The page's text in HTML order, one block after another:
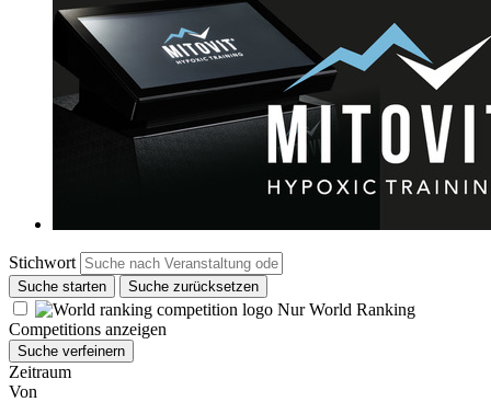
Stichwort
Suche starten Suche zurücksetzen
Nur World Ranking
Competitions anzeigen
Suche verfeinern
Zeitraum
Von